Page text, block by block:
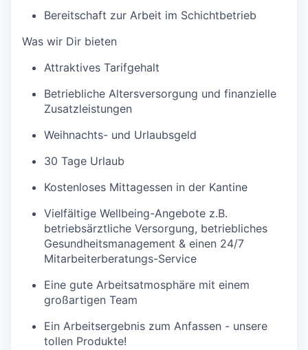
Bereitschaft zur Arbeit im Schichtbetrieb
Was wir Dir bieten
Attraktives Tarifgehalt
Betriebliche Altersversorgung und finanzielle
Zusatzleistungen
Weihnachts- und Urlaubsgeld
30 Tage Urlaub
Kostenloses Mittagessen in der Kantine
Vielfältige Wellbeing-Angebote z.B.
betriebsärztliche Versorgung, betriebliches
Gesundheitsmanagement & einen 24/7
Mitarbeiterberatungs-Service
Eine gute Arbeitsatmosphäre mit einem
großartigen Team
Ein Arbeitsergebnis zum Anfassen - unsere
tollen Produkte!